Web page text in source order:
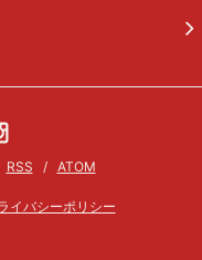
RSS / ATOM
イバシーポリシー